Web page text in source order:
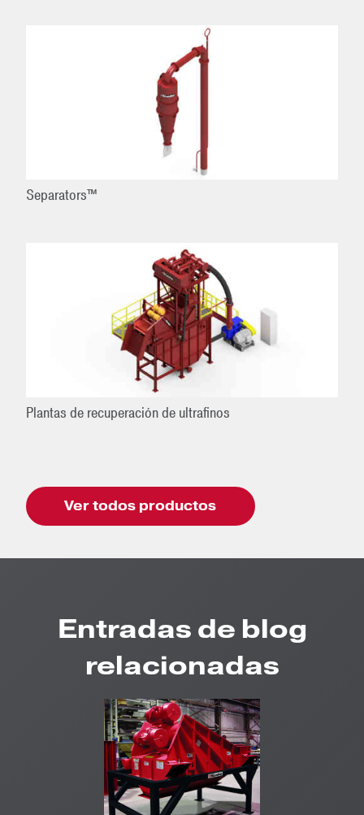
Separators™
Plantas de recuperación de ultrafinos
Ver todos productos
Entradas de blog
relacionadas